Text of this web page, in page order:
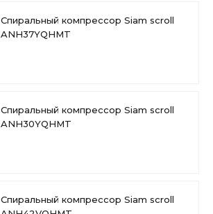
Спиральный компрессор Siam scroll
ANH37YQHMT
Спиральный компрессор Siam scroll
ANH30YQHMT
Спиральный компрессор Siam scroll